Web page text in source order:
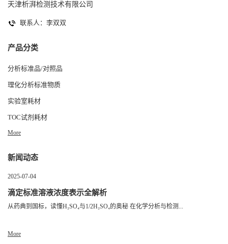
天津析湃检测技术有限公司
联系人：李双双
产品分类
分析标准品/对照品
理化分析标准物质
实验室耗材
TOC试剂耗材
More
新闻动态
2025-07-04
滴定标准溶液浓度表示全解析
从药典到国标，读懂H₂SO₄与1/2H₂SO₄的奥秘 在化学分析与检测...
More